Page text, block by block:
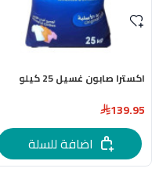
اكسترا صابون غسيل 25 كيلو
139.95
اضافة للسلة